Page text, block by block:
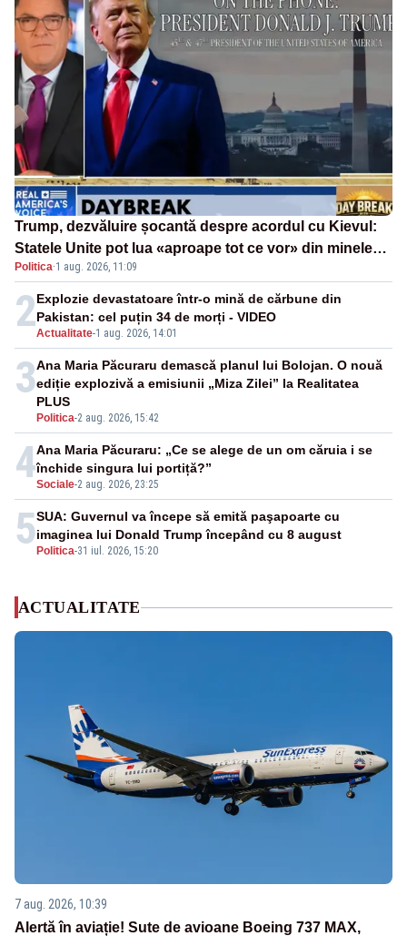
Trump, dezvăluire șocantă despre acordul cu Kievul:
Statele Unite pot lua «aproape tot ce vor» din minele
Ucrainei”
Politica·1 aug. 2026, 11:09
2Actualitate-1 aug. 2026, 14:01
Explozie devastatoare într-o mină de cărbune din
Pakistan: cel puțin 34 de morți - VIDEO
3
Politica-2 aug. 2026, 15:42
Ana Maria Păcuraru demască planul lui Bolojan. O nouă
ediție explozivă a emisiunii „Miza Zilei” la Realitatea
PLUS
4Sociale-2 aug. 2026, 23:25
Ana Maria Păcuraru: „Ce se alege de un om căruia i se
închide singura lui portiță?”
5 Politica-31 iul. 2026, 15:20
SUA: Guvernul va începe să emită paşapoarte cu
imaginea lui Donald Trump începând cu 8 august
ACTUALITATE
7 aug. 2026, 10:39
Alertă în aviație! Sute de avioane Boeing 737 MAX,